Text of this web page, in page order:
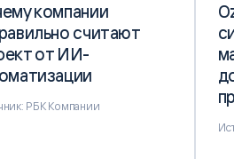
компании
считают
от ИИ-
компании
считают
от ИИ-
РБК Компании